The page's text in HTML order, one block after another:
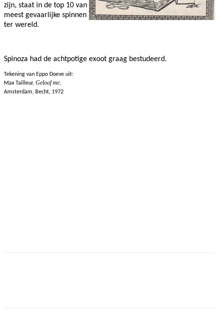
zijn, staat in de top 10 van
meest gevaarlijke spinnen
ter wereld.
Spinoza had de achtpotige exoot graag bestudeerd.
Tekening van Eppo Doeve uit:
Max Tailleur, Geloof me,
Amsterdam, Becht, 1972